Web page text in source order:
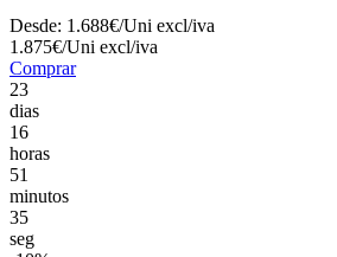
Desde: 1.688€/Uni excl/iva
1.875€/Uni excl/iva
Comprar
23
dias
16
horas
51
minutos
33
seg